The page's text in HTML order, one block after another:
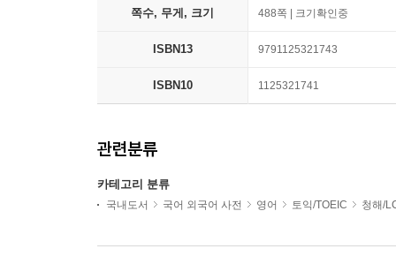
쪽수, 무게, 크기 488쪽 | 크기확인중
ISBN13 9791125321743
ISBN10 1125321741
관련분류
카테고리 분류
국내도서 국어 외국어 사전 영어 토익/TOEIC 청해/